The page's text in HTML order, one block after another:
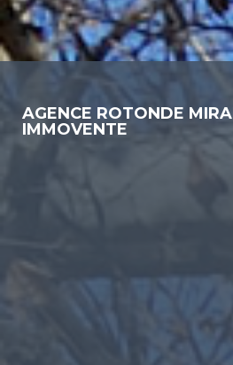
AGENCE ROTONDE
IMMOVENTE